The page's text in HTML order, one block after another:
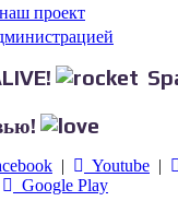
проект
| Youtube |
Google Play